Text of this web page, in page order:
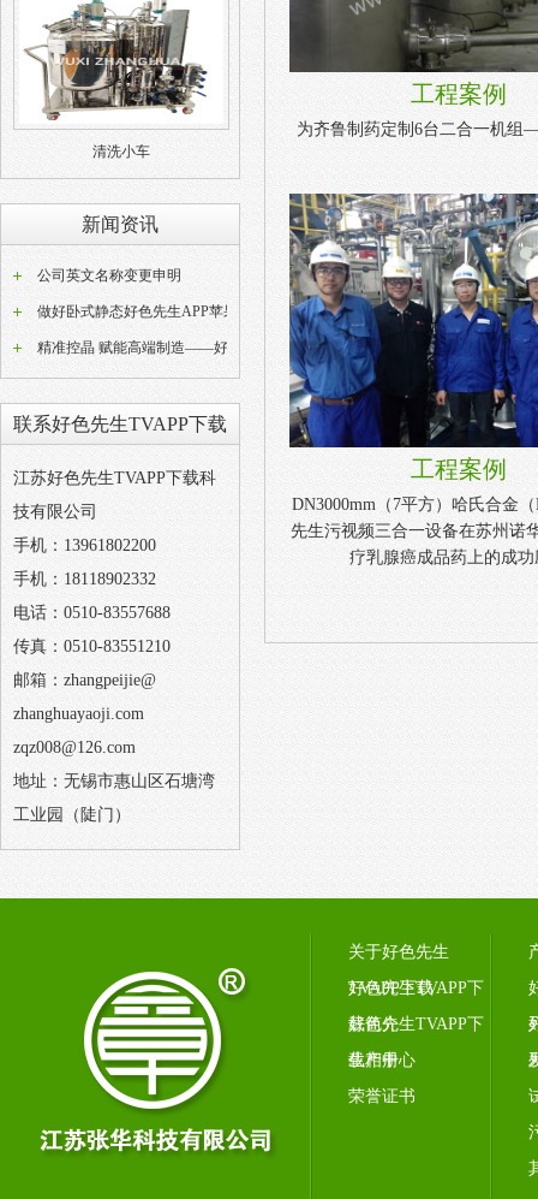
清洗小车
新闻资讯
公司英文名称变更申明
做好卧式静态好色先生APP苹果版器常态化养护工作是稳定好色先生APP苹果版成品品质的关键
精准控晶 赋能高端制造——好色先生TVAPP下载W型动态好色先生APP苹果版设备技术解析
联系好色先生TVAPP下载
江苏好色先生TVAPP下载科
技有限公司
手机：13961802200
手机：18118902332
电话：0510-83557688
传真：0510-83551210
邮箱：zhangpeijie@
zhanghuayaoji.com
zqz008@126.com
地址：无锡市惠山区石塘湾
工业园（陡门）
工程案例
为齐鲁制药定制6台二合一机组
工程案例
DN3000mm（7平方）哈氏合金
先生污视频三合一设备在苏州诺
疗乳腺癌成品药上的成功
关于好色先生
TVAPP下载
好色先生TVAPP下
载简介
好色先生TVAPP下
载相册
生产中心
荣誉证书